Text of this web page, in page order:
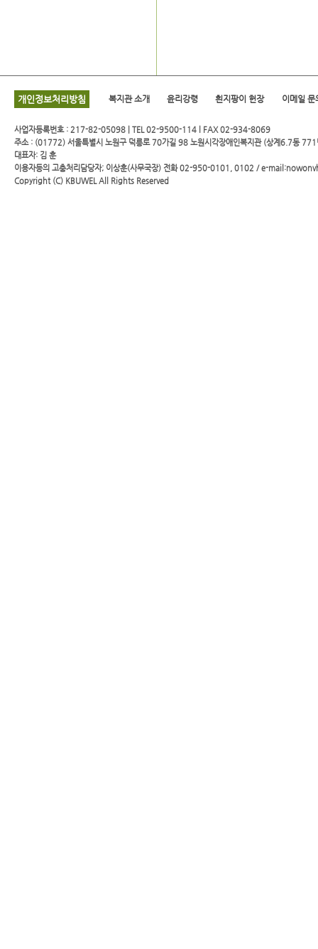
개인정보처리방침 복지관 소개 윤리강령 흰지팡이 헌장 이메일 문
사업자등록번호 : 217-82-05098 | TEL 02-9500-114 l FAX 02-934-8069
주소 : (01772) 서울특별시 노원구 덕릉로 70가길 98 노원시각장애인복지관 (상계6.7동 771
대표자: 김 훈
이용자등의 고충처리담당자; 이상훈(사무국장) 전화 02-950-0101, 0102 / e-
Copyright (C) KBUWELAll Rights Reserved